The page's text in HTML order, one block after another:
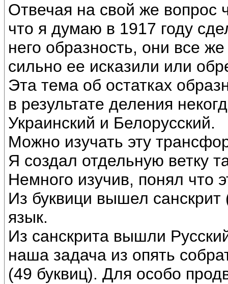
Отвечая на свой же вопрос
что я думаю в 1917 году
него образность, они все
сильно ее исказили или
Эта тема об остатках
в результате деления
Украинский и Белорусский.
Можно изучать эту
Я создал отдельную ветку
Немного изучив, понял что
Из буквици вышел
язык.
Из санскрита вышли
наша задача из опять
(49 буквиц). Для особо